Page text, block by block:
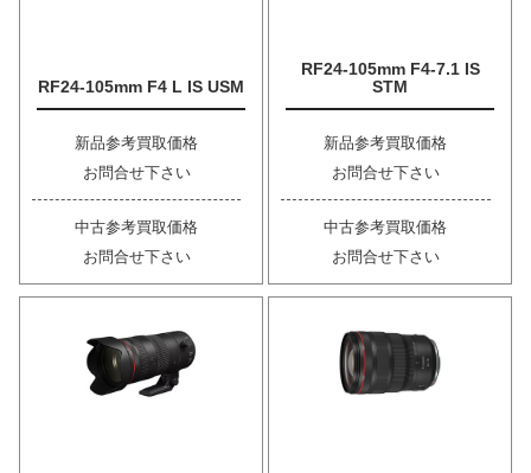
RF24-105mm F4 L IS USM
新品参考買取価格
お問合せ下さい
中古参考買取価格
お問合せ下さい
RF24-105mm F4-7.1 IS
STM
新品参考買取価格
お問合せ下さい
中古参考買取価格
お問合せ下さい